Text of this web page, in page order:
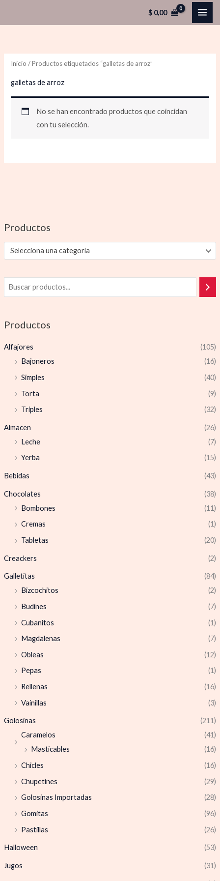
$0,00
Productos
Selecciona una categoría
Productos
Alfajores
(105)
Bajoneros
(16)
Simples
(40)
Torta
(9)
Triples
(32)
Almacen
(26)
Leche
(7)
Yerba
(15)
Bebidas (43)
Chocolates
(38)
Bombones
(11)
Cremas
(1)
Tabletas
(20)
Creackers (2)
Galletitas
(84)
Bizcochitos
(2)
Budines
(7)
Cubanitos
(1)
Magdalenas
(7)
Obleas
(12)
Pepas
(1)
Rellenas
(16)
Vainillas
(3)
Golosinas
(211)
Caramelos
(41)
Masticables
(16)
Chicles
(16)
Chupetines
(29)
Golosinas Importadas
(28)
Gomitas
(96)
Pastillas
(26)
Halloween (53)
Jugos (31)
Inicio / Productos etiquetados “galletas de arroz”
galletas de arroz
No se han encontrado productos que coincidan
con tu selección.